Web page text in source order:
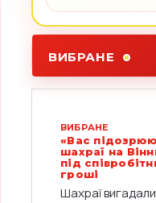
ВИБРАНЕ
ВИБРАНЕ
«Вас
шахраї на
під
гроші
Шахраї